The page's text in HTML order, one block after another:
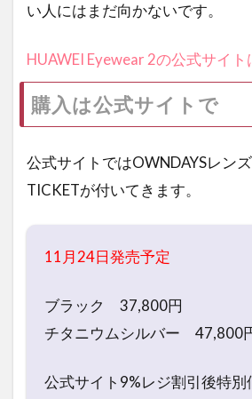
い人にはまだ向かないです。
HUAWEI Eyewear 2の公式サイト
購入は公式サイトで
公式サイトではOWNDAYSレン
TICKETが付いてきます。
11月24日発売予定
ブラック 37,800円
チタニウムシルバー 47,800
公式サイト9%レジ割引後特別